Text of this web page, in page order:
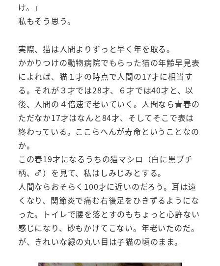
け。」
私もそう思う。
実際、猫は人間よりずっと早く年を取る。
かかりつけの動物病院でもらった猫の年齢早見表
によれば、猫１才の時点で人間の17才に相当す
る。それが３才では28才、６才では40才と、以
後、人間の４倍速で老いていく。人間なら青春の
ただなか17才はなんと84才、そしてそこで表は
終わっている。ここらへんが寿命ということなの
か。
この春19才になるうちの猫マシロ（白に黒ブチ
柄、♂）を見て、私はしみじみとする。
人間ならおそらく100才に近いのだろう。耳は遠
くなり、関節炎で痛む右後足をひきずるようにな
った。トイレで腰を落とすのもちょっと心許ない
感じになり、砂もかけてこない。年老いたのだ。
が、きれいな緑の丸い目は子猫の頃のまま。